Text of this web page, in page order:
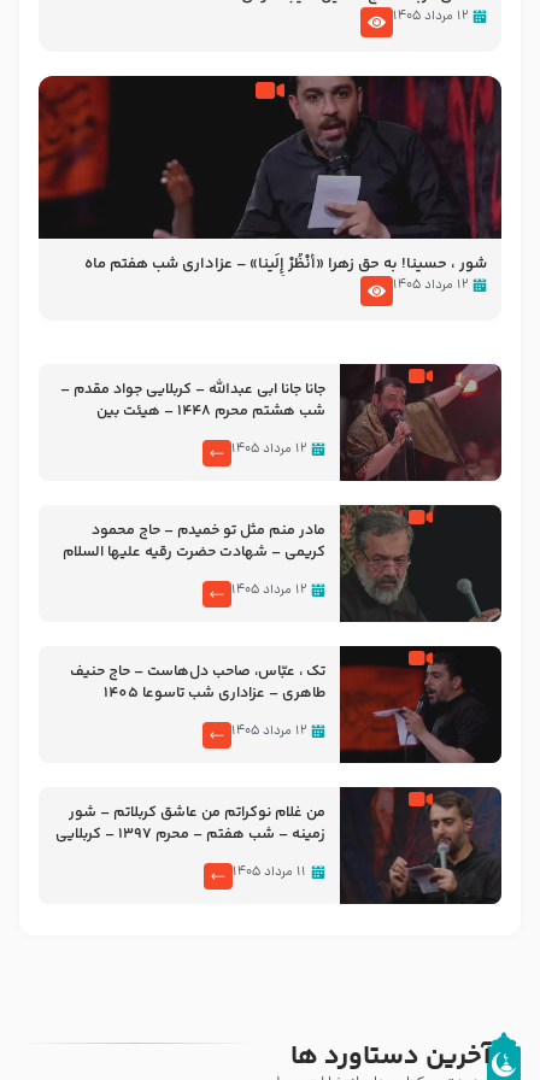
۱۲ مرداد ۱۴۰۵
شور ، حسینا! به‌ حق زهرا «أُنْظُرْ إِلَینا» – عزاداری شب هفتم ماه
محرّم 1405
۱۲ مرداد ۱۴۰۵
جانا جانا ابی عبدالله – کربلایی جواد مقدم –
شب هشتم محرم 1448 – هیئت بین
۱۲ مرداد ۱۴۰۵
مادر منم مثل تو خمیدم – حاج محمود
کریمی – شهادت حضرت رقیه علیها السلام
۱۲ مرداد ۱۴۰۵
تک ، عبّاس، صاحب دل‌هاست – حاج حنیف
طاهری – عزاداری شب تاسوعا 1405
۱۲ مرداد ۱۴۰۵
من غلام نوکراتم من عاشق کربلاتم – شور
زمینه – شب هفتم – محرم 1397 – کربلایی
۱۱ مرداد ۱۴۰۵
آخرین دستاورد ها